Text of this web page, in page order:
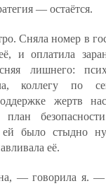
— остаётся.
Сняла номер в
и оплатила
лишнего:
коллегу по
жертв
план
ей было стыдно
её.
— говорила я.